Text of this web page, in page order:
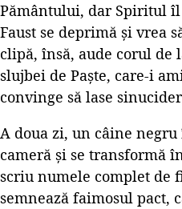
Pământului, dar Spiritul îl
Faust se deprimă și vrea
clipă, însă, aude corul
slujbei de Paște, care-i
convinge să lase
A doua zi, un câine
cameră și se transformă
scriu numele complet de
semnează faimosul pact,